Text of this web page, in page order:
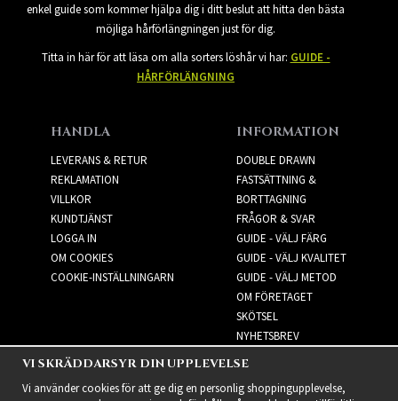
enkel guide som kommer hjälpa dig i ditt beslut att hitta den bästa
möjliga hårförlängningen just för dig.
Titta in här för att läsa om alla sorters löshår vi har: GUIDE -
HÅRFÖRLÄNGNING
HANDLA
LEVERANS & RETUR
REKLAMATION
VILLKOR
KUNDTJÄNST
LOGGA IN
OM COOKIES
COOKIE-INSTÄLLNINGARN
INFORMATION
DOUBLE DRAWN
FASTSÄTTNING &
BORTTAGNING
FRÅGOR & SVAR
GUIDE - VÄLJ FÄRG
GUIDE - VÄLJ KVALITET
GUIDE - VÄLJ METOD
OM FÖRETAGET
SKÖTSEL
NYHETSBREV
NYHETSBREV
VI SKRÄDDARSYR DIN UPPLEVELSE
Vi använder cookies för att ge dig en personlig shoppingupplevelse,